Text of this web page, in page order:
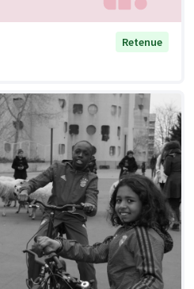
Retenue